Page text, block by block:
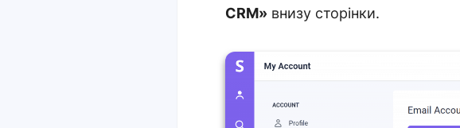
CRM» внизу сторінки.